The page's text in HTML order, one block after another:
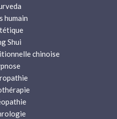
humain
Shui
chinoise